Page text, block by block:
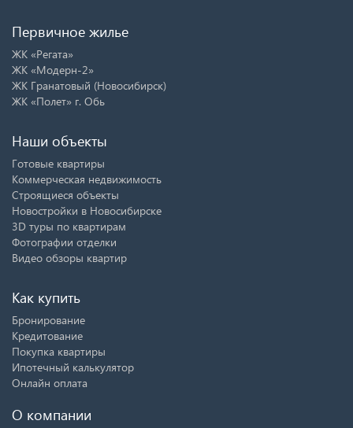
Первичное жилье
ЖК «Регата»
ЖК «Модерн-2»
ЖК Гранатовый (Новосибирск)
ЖК «Полет» г. Обь
Наши объекты
Готовые квартиры
Коммерческая недвижимость
Строящиеся объекты
Новостройки в Новосибирске
3D туры по квартирам
Фотографии отделки
Видео обзоры квартир
Как купить
Бронирование
Кредитование
Покупка квартиры
Ипотечный калькулятор
Онлайн оплата
О компании